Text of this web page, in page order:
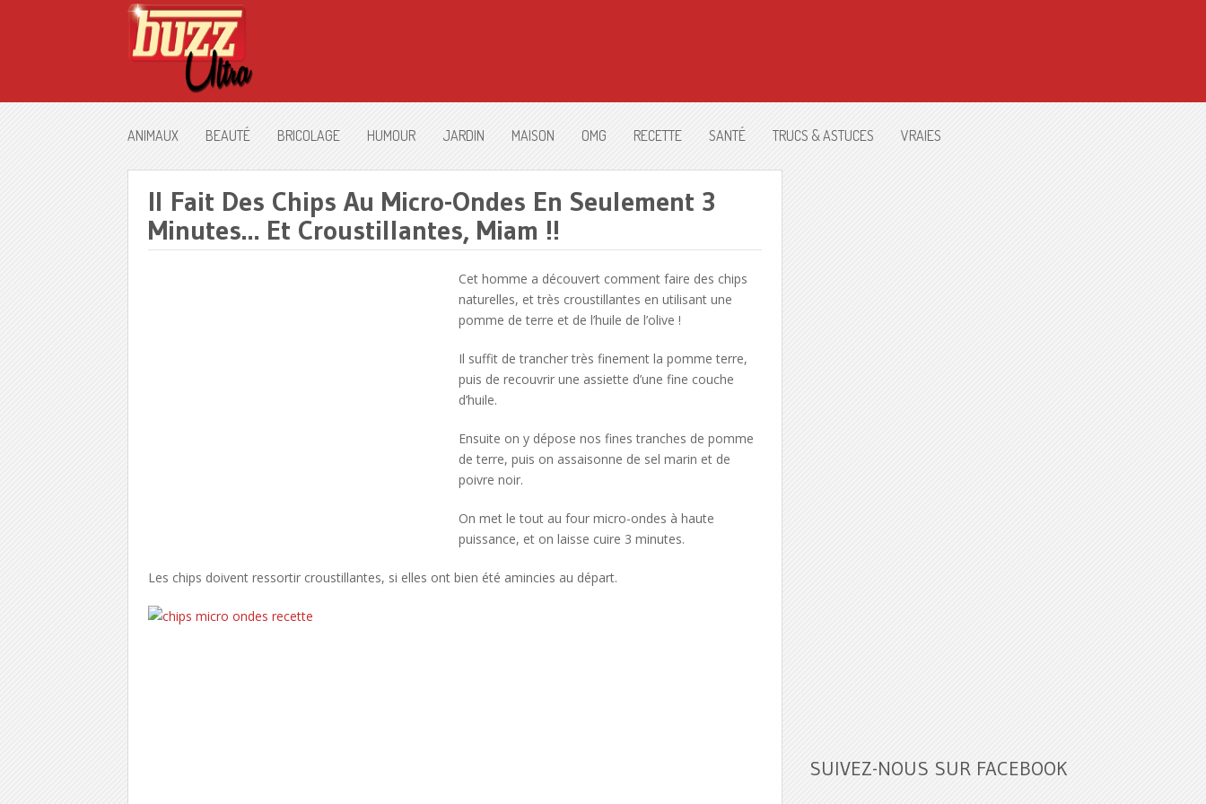
ANIMAUX BEAUTÉ BRICOLAGE HUMOUR JARDIN MAISON OMG RECETTE SANTÉ TRUCS & ASTUCES VRAIES
Il Fait Des Chips Au Micro-Ondes En Seulement 3
Minutes… Et Croustillantes, Miam !!
Cet homme a découvert comment faire des chips
naturelles, et très croustillantes en utilisant une
pomme de terre et de l’huile de l’olive !
Il suffit de trancher très finement la pomme terre,
puis de recouvrir une assiette d’une fine couche
d’huile.
Ensuite on y dépose nos fines tranches de pomme
de terre, puis on assaisonne de sel marin et de
poivre noir.
On met le tout au four micro-ondes à haute
puissance, et on laisse cuire 3 minutes.
Les chips doivent ressortir croustillantes, si elles ont bien été amincies au départ.
SUIVEZ-NOUS SUR FACEBOOK